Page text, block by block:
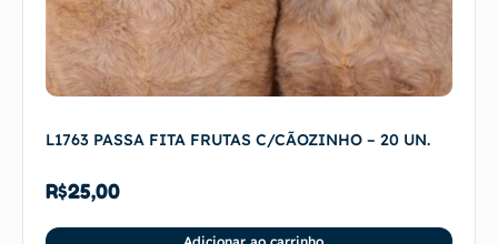
L1763 PASSA FITA FRUTAS C/CÃOZINHO – 20 UN.
R$25,00
Adicionar ao carrinho